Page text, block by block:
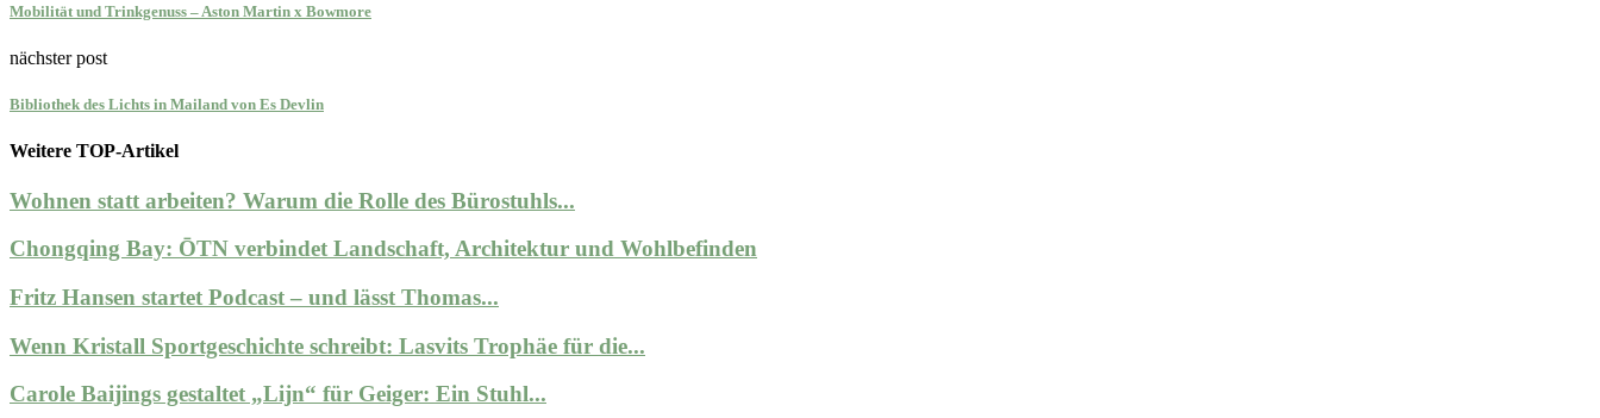
Mobilität und Trinkgenuss – Aston Martin x Bowmore
nächster post
Bibliothek des Lichts in Mailand von Es Devlin
Weitere TOP-Artikel
Wohnen statt arbeiten? Warum die Rolle des Bürostuhls...
Chongqing Bay: ŌTN verbindet Landschaft, Architektur und Wohlbefinden
Fritz Hansen startet Podcast – und lässt Thomas...
Wenn Kristall Sportgeschichte schreibt: Lasvits Trophäe für die...
Carole Baijings gestaltet „Lijn“ für Geiger: Ein Stuhl...